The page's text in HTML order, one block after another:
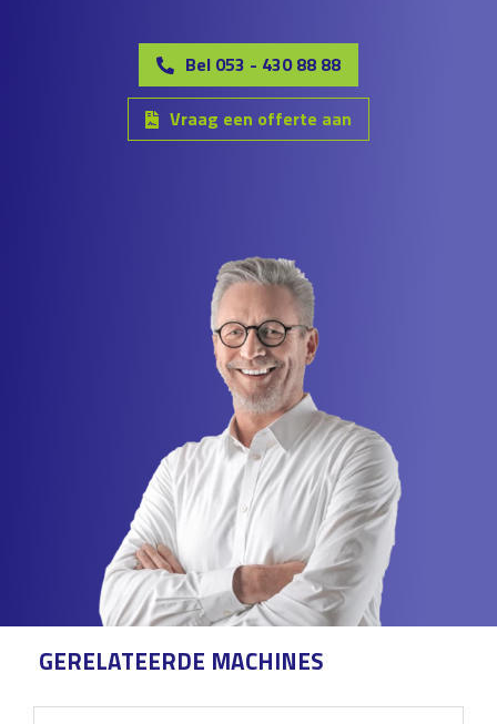
Bel 053 - 430 88 88
Vraag een offerte aan
GERELATEERDE MACHINES